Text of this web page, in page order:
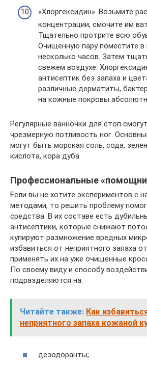
«Хлоргексидин». Возьмите
концентрации, смочите им
Тщательно протрите всю
Очищенную пару поместите в
несколько часов. Затем
свежем воздухе.
антисептик без запаха и
различные дерматиты,
на кожные покровы
Регулярные ванночки для стоп
чрезмерную потливость ног.
могут быть морская соль, сода,
кислота, кора дуба.
Профессиональные
Если вы не хотите экспериментов с
методами, то решить проблему
средства. В их составе есть
антисептики, которые снижают
купируют размножение вредных
избавиться от неприятного запаха
применять их на уже очищенные
По своему виду и способу
подразделяются на:
Читайте также: Как
неприятного запаха кожаной
дезодоранты;